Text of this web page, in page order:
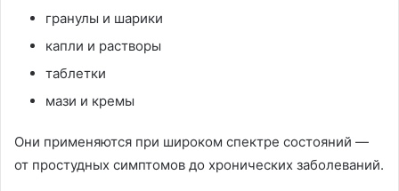
гранулы и шарики
капли и растворы
таблетки
мази и кремы
Они применяются при широком спектре состояний —
от простудных симптомов до хронических заболеваний.